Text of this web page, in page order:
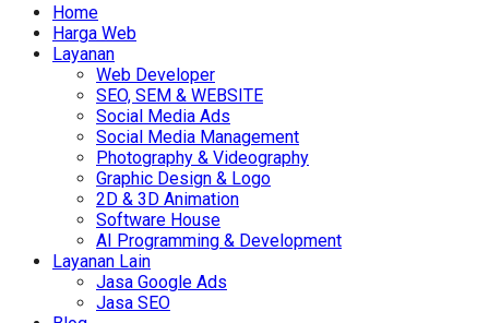
Home
Harga Web
Layanan
Web Developer
SEO, SEM & WEBSITE
Social Media Ads
Social Media Management
Photography & Videography
Graphic Design & Logo
2D & 3D Animation
Software House
AI Programming & Development
Layanan Lain
Jasa Google Ads
Jasa SEO